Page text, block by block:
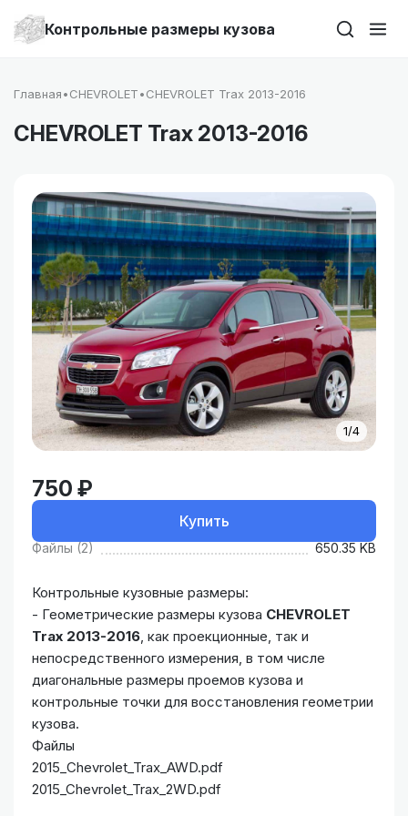
Контрольные размеры кузова
Главная•CHEVROLET•CHEVROLET Trax 2013-2016
CHEVROLET Trax 2013-2016
1/4
750 ₽
Купить
Файлы (2) 650.35 KB
Контрольные кузовные размеры:
- Геометрические размеры кузова CHEVROLET
Trax 2013-2016 , как проекционные, так и
непосредственного измерения, в том числе
диагональные размеры проемов кузова и
контрольные точки для восстановления геометрии
кузова.
Файлы
2015_Chevrolet_Trax_AWD.pdf
2015_Chevrolet_Trax_2WD.pdf